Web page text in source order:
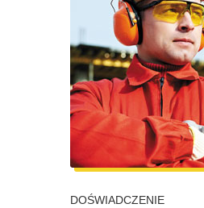
DOŚWIADCZENIE